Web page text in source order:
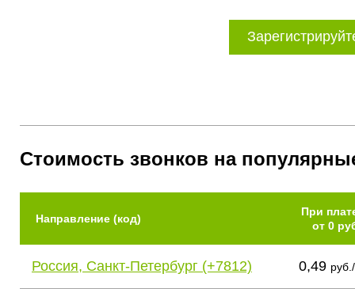
Стоимость звонков на
Направление (код)
При
от 0
Россия, Санкт-Петербург (+7812) 0,49